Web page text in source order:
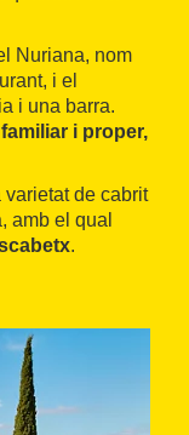
Nuriana, nom
i el
i una barra.
i proper,
varietat de cabrit
amb el qual
.